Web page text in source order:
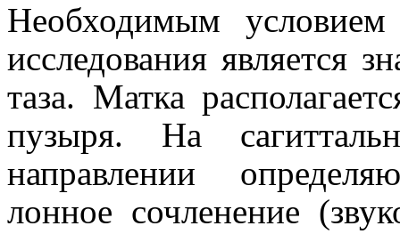
Необходимым условием
исследования является
таза. Матка
пузыря. На
направлении
лонное сочленение